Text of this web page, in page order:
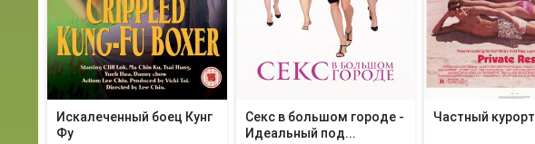
Искалеченный боец Кунг
Фу
Секс в большом городе -
Идеальный под...
Частный курорт